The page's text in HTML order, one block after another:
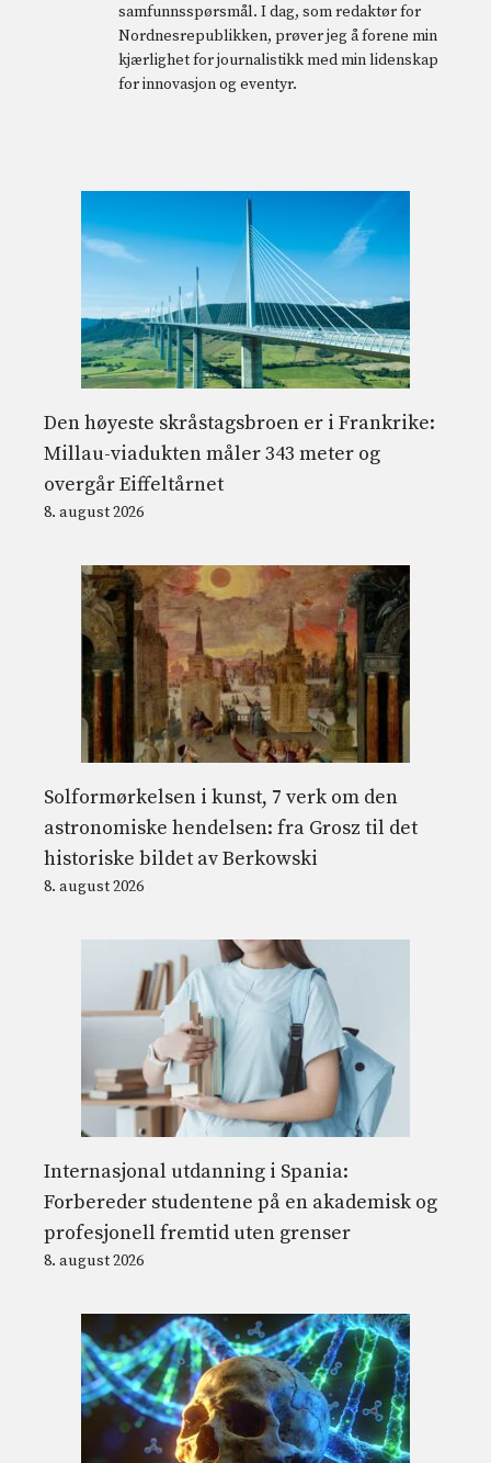
samfunnsspørsmål. I dag, som redaktør for
Nordnesrepublikken, prøver jeg å forene min
kjærlighet for journalistikk med min lidenskap
for innovasjon og eventyr.
Den høyeste skråstagsbroen er i Frankrike:
Millau-viadukten måler 343 meter og
overgår Eiffeltårnet
8. august 2026
Solformørkelsen i kunst, 7 verk om den
astronomiske hendelsen: fra Grosz til det
historiske bildet av Berkowski
8. august 2026
Internasjonal utdanning i Spania:
Forbereder studentene på en akademisk og
profesjonell fremtid uten grenser
8. august 2026